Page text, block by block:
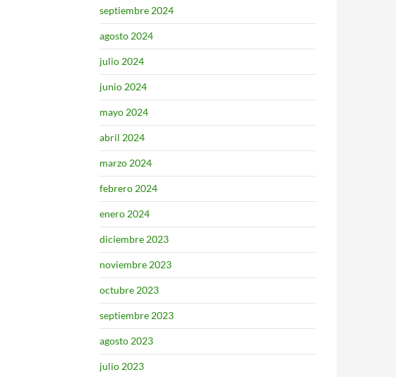
septiembre 2024
agosto 2024
julio 2024
junio 2024
mayo 2024
abril 2024
marzo 2024
febrero 2024
enero 2024
diciembre 2023
noviembre 2023
octubre 2023
septiembre 2023
agosto 2023
julio 2023